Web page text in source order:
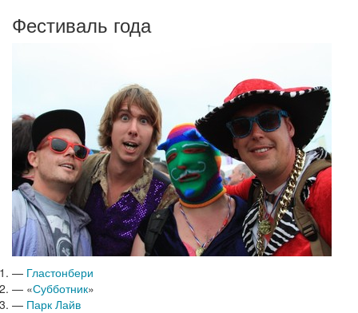
Фестиваль года
— Гластонбери
— «Субботник»
— Парк Лайв